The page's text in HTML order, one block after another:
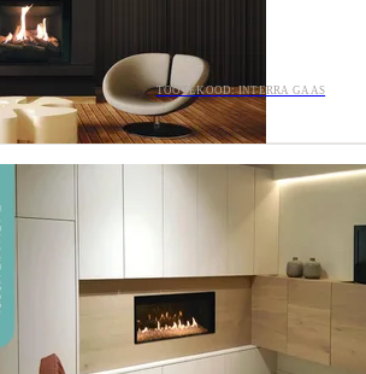
TOOTEKOOD: INTERRA GAAS